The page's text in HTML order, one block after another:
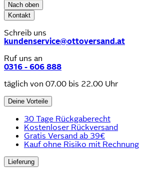
Nach oben
Kontakt
Schreib uns
kundenservice@ottoversand.at
Ruf uns an
0316 - 606 888
täglich von 07.00 bis 22.00 Uhr
Deine Vorteile
30 Tage Rückgaberecht
Kostenloser Rückversand
Gratis Versand ab 39€
Kauf ohne Risiko mit Rechnung
Lieferung